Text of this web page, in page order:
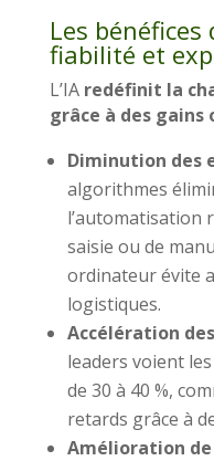
Les
fiabilité et
L’IA redéfinit la
grâce à des
Diminution des
algorithmes
l’automatisation
saisie ou de
ordinateur évite
logistiques.
Accélération
leaders voient
de 30 à 40 %,
retards grâce à
Amélioration de